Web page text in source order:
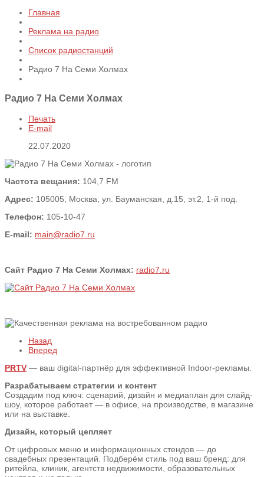
Главная
Реклама на радио
Список радиостанций
Радио 7 На Семи Холмах
Радио 7 На Семи Холмах
Печать
E-mail
22.07.2020
Частота вещания: 104,7 FM
Адрес: 105005, Москва, ул. Бауманская, д.15, эт.2, 1-й под.
Телефон: 105-10-47
E-mail: main@radio7.ru
Сайт Радио 7 На Семи Холмах: radio7.ru
Назад
Вперед
PRTV — ваш digital-партнёр для эффективной Indoor-рекламы.
Разрабатываем стратегии и контент
Создадим под ключ: сценарий, дизайн и медиаплан для слайд-
шоу, которое работает — в офисе, на производстве, в магазине
или на выставке.
Дизайн, который цепляет
От цифровых меню и информационных стендов — до
свадебных презентаций. Подберём стиль под ваш бренд: для
ритейла, клиник, агентств недвижимости, образовательных